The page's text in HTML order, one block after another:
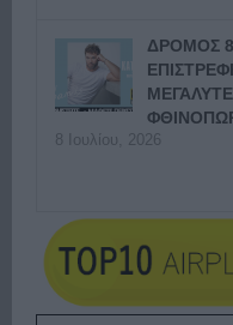
ΔΡΟΜΟΣ
8 Ιουλίου, 2026